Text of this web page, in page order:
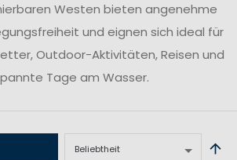
Westen bieten angenehme
und eignen sich ideal für
Outdoor-Aktivitäten, Reisen und
Tage am Wasser.